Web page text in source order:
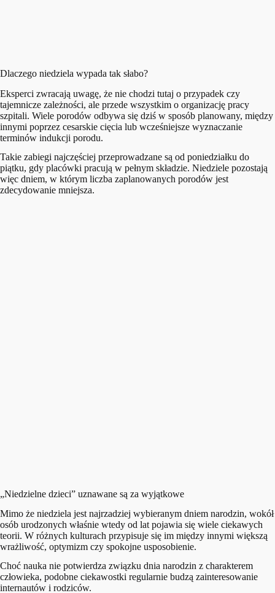
Dlaczego niedziela wypada tak słabo?
Eksperci zwracają uwagę, że nie chodzi tutaj o przypadek czy
tajemnicze zależności, ale przede wszystkim o organizację pracy
szpitali. Wiele porodów odbywa się dziś w sposób planowany, między
innymi poprzez cesarskie cięcia lub wcześniejsze wyznaczanie
terminów indukcji porodu.
Takie zabiegi najczęściej przeprowadzane są od poniedziałku do
piątku, gdy placówki pracują w pełnym składzie. Niedziele pozostają
więc dniem, w którym liczba zaplanowanych porodów jest
zdecydowanie mniejsza.
„Niedzielne dzieci” uznawane są za wyjątkowe
Mimo że niedziela jest najrzadziej wybieranym dniem narodzin, wokół
osób urodzonych właśnie wtedy od lat pojawia się wiele ciekawych
teorii. W różnych kulturach przypisuje się im między innymi większą
wrażliwość, optymizm czy spokojne usposobienie.
Choć nauka nie potwierdza związku dnia narodzin z charakterem
człowieka, podobne ciekawostki regularnie budzą zainteresowanie
internautów i rodziców.